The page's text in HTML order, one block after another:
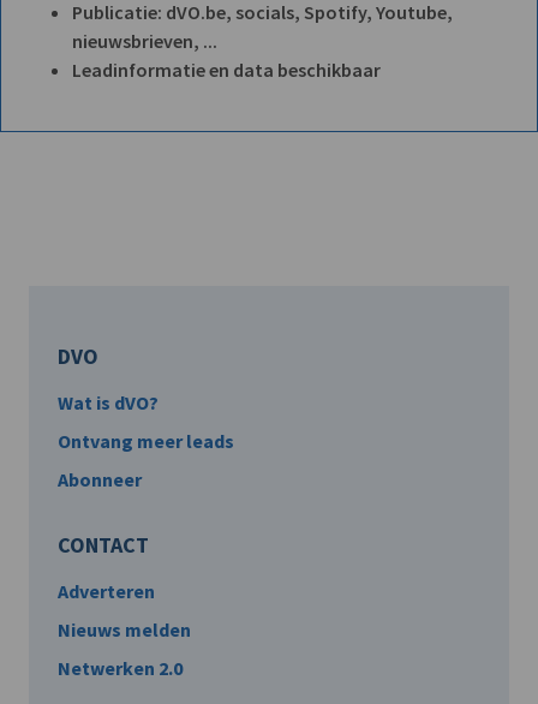
Publicatie: dVO.be, socials, Spotify, Youtube,
nieuwsbrieven, ...
Leadinformatie en data beschikbaar
DVO
Wat is dVO?
Ontvang meer leads
Abonneer
CONTACT
Adverteren
Nieuws melden
Netwerken 2.0